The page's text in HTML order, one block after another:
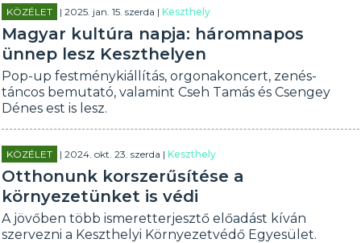
KÖZÉLET | 2025. jan. 15. szerda |Keszthely
Magyar kultúra napja: háromnapos
ünnep lesz Keszthelyen
Pop-up festménykiállítás, orgonakoncert, zenés-
táncos bemutató, valamint Cseh Tamás és Csengey
Dénes est is lesz.
KÖZÉLET | 2024. okt. 23. szerda |Keszthely
Otthonunk korszerűsítése a
környezetünket is védi
A jövőben több ismeretterjesztő előadást kíván
szervezni a Keszthelyi Környezetvédő Egyesület.